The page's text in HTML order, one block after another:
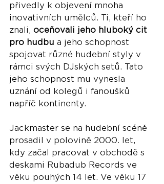
přivedly k objevení mnoha
inovativních umělců. Ti, kteří ho
znali, oceňovali jeho hluboký cit
pro hudbu a jeho schopnost
spojovat různé hudební styly v
rámci svých DJských setů. Tato
jeho schopnost mu vynesla
uznání od kolegů i fanoušků
napříč kontinenty.
Jackmaster se na hudební scéně
prosadil v polovině 2000. let,
kdy začal pracovat v obchodě s
deskami Rubadub Records ve
věku pouhých 14 let. Ve věku 17